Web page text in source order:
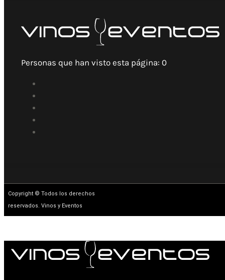
Personas que han visto esta página: 0
Copyright © Todos los derechos
reservados. Vinos y Eventos